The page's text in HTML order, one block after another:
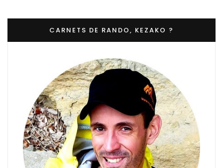
CARNETS DE RANDO, KEZAKO ?